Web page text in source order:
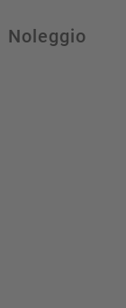
Noleggio